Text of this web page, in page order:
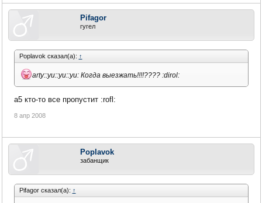
Pifagor
гугел
Poplavok сказал(а): ↑
arty::yu::yu::yu: Когда выезжать!!!!???? :dirol:
а5 кто-то все пропустит :rofl:
8 апр 2008
Poplavok
забанщик
Pifagor сказал(а): ↑